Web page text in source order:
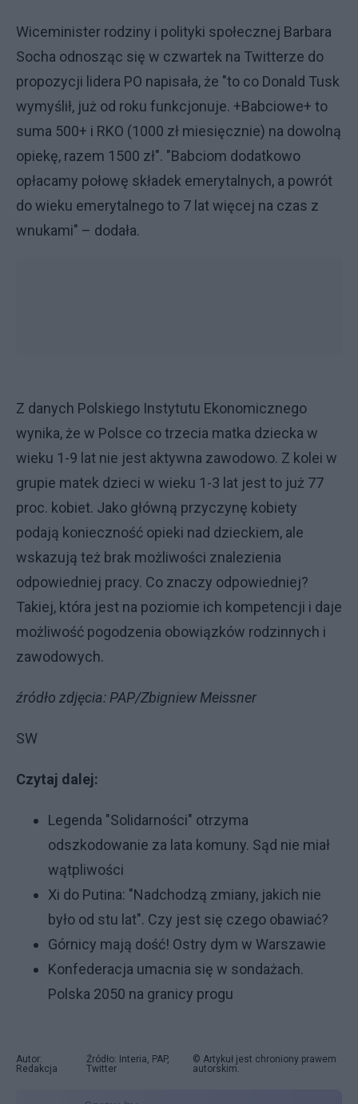
Wiceminister rodziny i polityki społecznej Barbara
Socha odnosząc się w czwartek na Twitterze do
propozycji lidera PO napisała, że "to co Donald Tusk
wymyślił, już od roku funkcjonuje. +Babciowe+ to
suma 500+ i RKO (1000 zł miesięcznie) na dowolną
opiekę, razem 1500 zł". "Babciom dodatkowo
opłacamy połowę składek emerytalnych, a powrót
do wieku emerytalnego to 7 lat więcej na czas z
wnukami" – dodała.
Z danych Polskiego Instytutu Ekonomicznego
wynika, że w Polsce co trzecia matka dziecka w
wieku 1-9 lat nie jest aktywna zawodowo. Z kolei w
grupie matek dzieci w wieku 1-3 lat jest to już 77
proc. kobiet. Jako główną przyczynę kobiety
podają konieczność opieki nad dzieckiem, ale
wskazują też brak możliwości znalezienia
odpowiedniej pracy. Co znaczy odpowiedniej?
Takiej, która jest na poziomie ich kompetencji i daje
możliwość pogodzenia obowiązków rodzinnych i
zawodowych.
źródło zdjęcia: PAP/Zbigniew Meissner
SW
Czytaj dalej:
Legenda "Solidarności" otrzyma
odszkodowanie za lata komuny. Sąd nie miał
wątpliwości
Xi do Putina: "Nadchodzą zmiany, jakich nie
było od stu lat". Czy jest się czego obawiać?
Górnicy mają dość! Ostry dym w Warszawie
Konfederacja umacnia się w sondażach.
Polska 2050 na granicy progu
Autor:
Redakcja
Źródło: Interia, PAP,
Twitter
© Artykuł jest chroniony prawem
autorskim.